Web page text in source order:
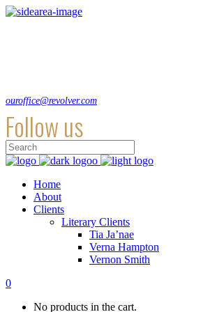
ouroffice@revolver.com
Follow us
Home
About
Clients
Literary Clients
Tia Ja’nae
Verna Hampton
Vernon Smith
0
No products in the cart.